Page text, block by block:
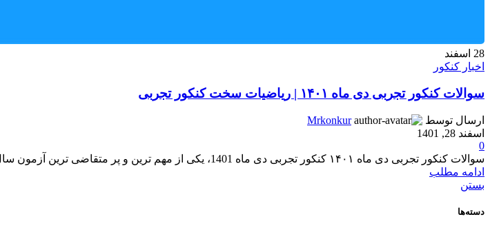
28 اسفند
اخبار کنکور
سوالات کنکور تجربی دی ماه ۱۴۰۱ | ریاضیات سخت کنکور تجربی
ارسال توسط
Mrkonkur
اسفند 28, 1401
0
سوالات کنکور تجربی دی ماه ۱۴۰۱ کنکور تجربی دی ماه 1401، یکی از مهم ترین و پر متقاضی ترین آزمون سال ...
ادامه مطلب
بستن
دسته‌ها